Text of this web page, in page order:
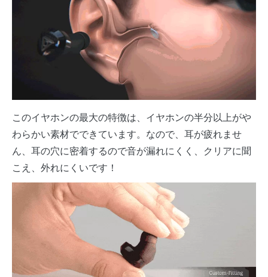
このイヤホンの最大の特徴は、イヤホンの半分以上がや
わらかい素材でできています。なので、耳が疲れませ
ん、耳の穴に密着するので音が漏れにくく、クリアに聞
こえ、外れにくいです！